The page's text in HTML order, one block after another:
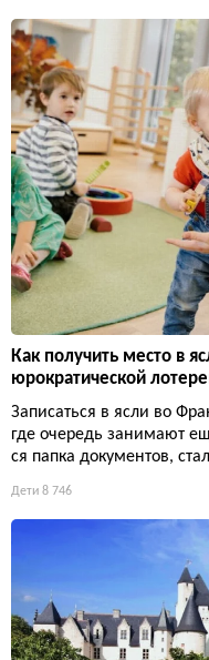
Как получить место в
юрократической
Записаться в ясли во
где очередь занимают
ся папка документов,
Дети 8 746